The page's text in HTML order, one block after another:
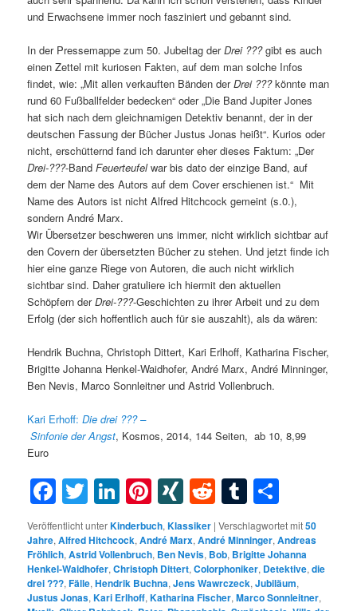
und Erwachsene immer noch fasziniert und gebannt sind.
In der Pressemappe zum 50. Jubeltag derDrei ???gibt es auch
einen Zettel mit kuriosen Fakten, auf dem man solche Infos
findet, wie: „Mit allen verkauften Bänden derDrei ???könnte man
rund 60 Fußballfelder bedecken“ oder „Die Band Jupiter Jones
hat sich nach dem gleichnamigen Detektiv benannt, der in der
deutschen Fassung der Bücher Justus Jonas heißt“. Kurios oder
nicht, erschütternd fand ich darunter eher dieses Faktum: „Der
Drei-???-BandFeuerteufelwar bis dato der einzige Band, auf
dem der Name des Autors auf dem Cover erschienen ist.“ Mit
Name des Autors ist nicht Alfred Hitchcock gemeint (s.0.),
sondern André Marx.
Wir Übersetzer beschweren uns immer, nicht wirklich sichtbar auf
den Covern der übersetzten Bücher zu stehen. Und jetzt finde ich
hier eine ganze Riege von Autoren, die auch nicht wirklich
sichtbar sind. Daher gratuliere ich hiermit den aktuellen
Schöpfern derDrei-???-Geschichten zu ihrer Arbeit und zu dem
Erfolg (der sich hoffentlich auch für sie auszahlt), als da wären:
Hendrik Buchna, Christoph Dittert, Kari Erlhoff, Katharina Fischer,
Brigitte Johanna Henkel-Waidhofer, André Marx, André Minninger,
Ben Nevis, Marco Sonnleitner und Astrid Vollenbruch.
Kari Erhoff:Die drei ??? –
Sinfonie der Angst, Kosmos, 2014, 144 Seiten, ab 10, 8,99
Euro
Facebook
Twitter
LinkedIn
Pinterest
XINGRedditTumblr
Veröffentlicht unterKinderbuch,Klassiker |Verschlagwortet mit50
Jahre,Alfred Hitchcock,André Marx,André Minninger,Andreas
Fröhlich,Astrid Vollenbruch, Ben Nevis, Bob, Brigitte Johanna
Henkel-Waidhofer,Christoph Dittert,Colorphoniker, Detektive,die
drei ???,Fälle,Hendrik Buchna,Jens Wawrczeck,Jubiläum,
Justus Jonas,Kari Erlhoff,Katharina Fischer,Marco Sonnleitner,